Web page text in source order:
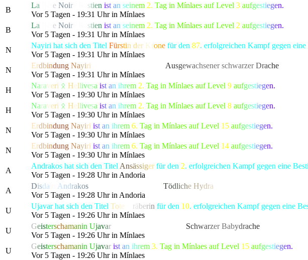
B
La e Noir stien ist an seinem 2. Tag in Mínlaes auf Level 3 aufgestiegen.
Vor 5 Tagen - 19:31 Uhr in Mínlaes
B
La e Noir stien ist an seinem 2. Tag in Mínlaes auf Level 2 aufgestiegen.
Vor 5 Tagen - 19:31 Uhr in Mínlaes
N
Nayiri hat sich den Titel Fürstin der Krone für den 87. erfolgreichen Kampf gegen eine
Vor 5 Tagen - 19:31 Uhr in Mínlaes
N
Erdbindung Nayiri Ausgewachsener schwarzer Drache
Vor 5 Tagen - 19:31 Uhr in Mínlaes
H
Naraveri ᛟ Hellivesa ist an ihrem 2. Tag in Mínlaes auf Level 9 aufgestiegen.
Vor 5 Tagen - 19:30 Uhr in Mínlaes
H
Naraveri ᛟ Hellivesa ist an ihrem 2. Tag in Mínlaes auf Level 8 aufgestiegen.
Vor 5 Tagen - 19:30 Uhr in Mínlaes
N
Erdbindung Nayiri ist an ihrem 6. Tag in Mínlaes auf Level 15 aufgestiegen.
Vor 5 Tagen - 19:30 Uhr in Mínlaes
N
Erdbindung Nayiri ist an ihrem 6. Tag in Mínlaes auf Level 14 aufgestiegen.
Vor 5 Tagen - 19:30 Uhr in Mínlaes
A
Andrakos hat sich den Titel Ansässiger für den 2. erfolgreichen Kampf gegen eine
Vor 5 Tagen - 19:28 Uhr in Andoria
A
Disda Andrakos Tödliche Hydra
Vor 5 Tagen - 19:28 Uhr in Andoria
U
Ujavar hat sich den Titel Tote räberin für den 10. erfolgreichen Kampf gegen eine
Vor 5 Tagen - 19:26 Uhr in Mínlaes
U
Geisterschamanin Ujavar Schwarzer Babydrache
Vor 5 Tagen - 19:26 Uhr in Mínlaes
U
Geisterschamanin Ujavar ist an ihrem 3. Tag in Mínlaes auf Level 15 aufgestiegen.
Vor 5 Tagen - 19:26 Uhr in Mínlaes